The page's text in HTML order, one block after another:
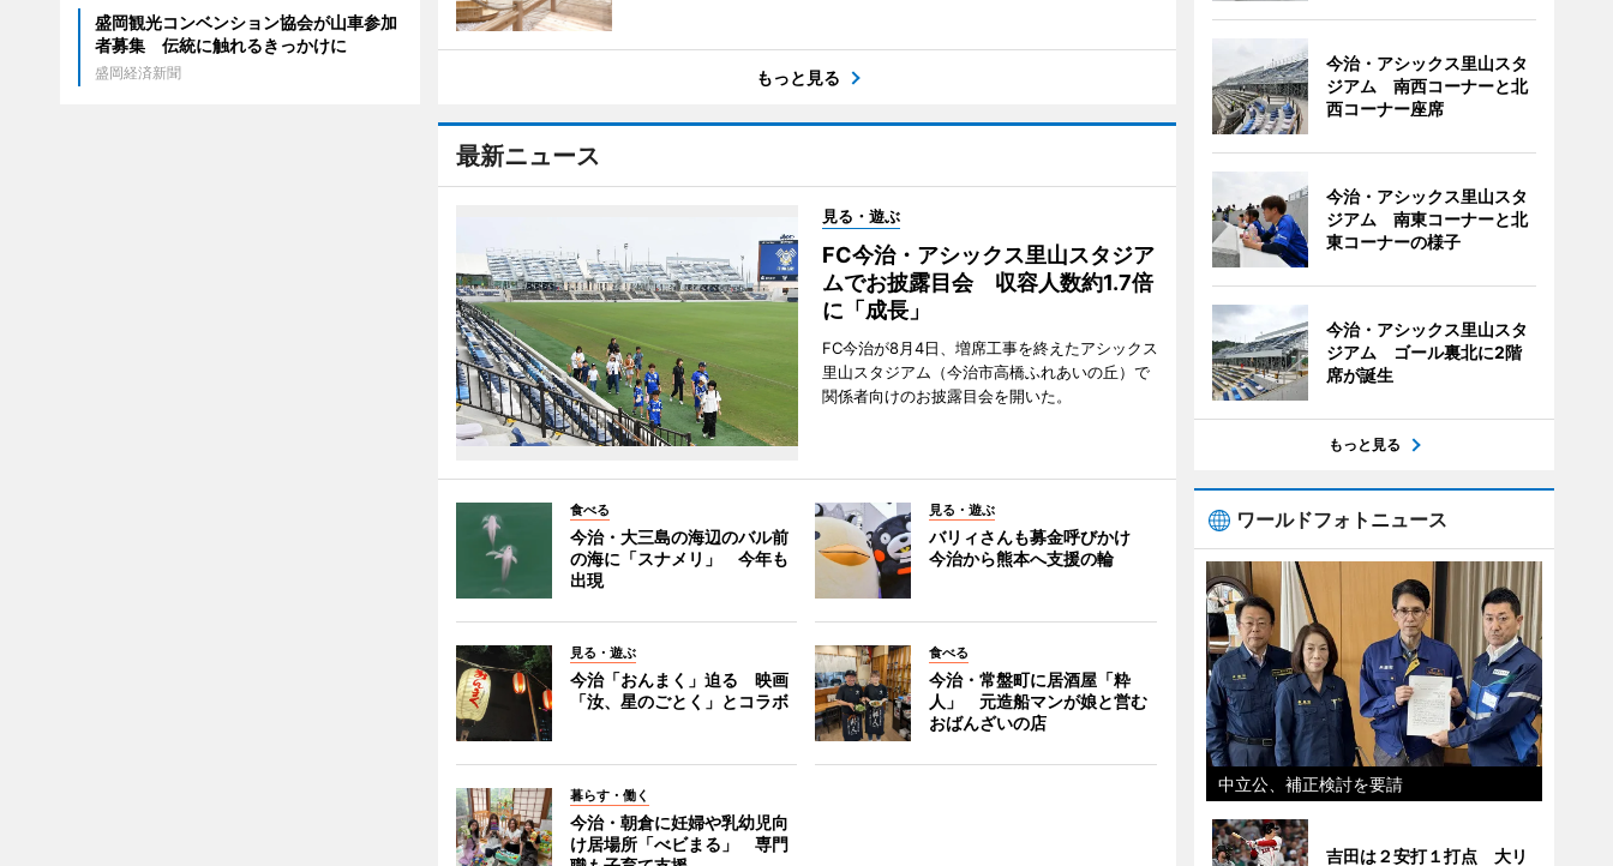
もっと見る
最新ニュース
見る・遊ぶ
FC今治・アシックス里山スタジア
ムでお披露目会 収容人数約1.7倍
に「成長」
FC今治が8月4日、増席工事を終えたアシックス
里山スタジアム（今治市高橋ふれあいの丘）で
関係者向けのお披露目会を開いた。
食べる
今治・大三島の海辺のバル前
の海に「スナメリ」 今年も
出現
見る・遊ぶ
バリィさんも募金呼びかけ
今治から熊本へ支援の輪
見る・遊ぶ
今治「おんまく」迫る 映画
「汝、星のごとく」とコラボ
食べる
今治・常盤町に居酒屋「粋
人」 元造船マンが娘と営む
おばんざいの店
暮らす・働く
今治・朝倉に妊婦や乳幼児向
け居場所「べビまる」 専門
盛岡観光コンベンション協会が山車参加
者募集 伝統に触れるきっかけに
盛岡経済新聞
今治・アシックス里山スタ
ジアム 南西コーナーと北
西コーナー座席
今治・アシックス里山スタ
ジアム 南東コーナーと北
東コーナーの様子
今治・アシックス里山スタ
ジアム ゴール裏北に2階
席が誕生
もっと見る
ワールドフォトニュース
中立公、補正検討を要請
吉田は２安打１打点 大リ